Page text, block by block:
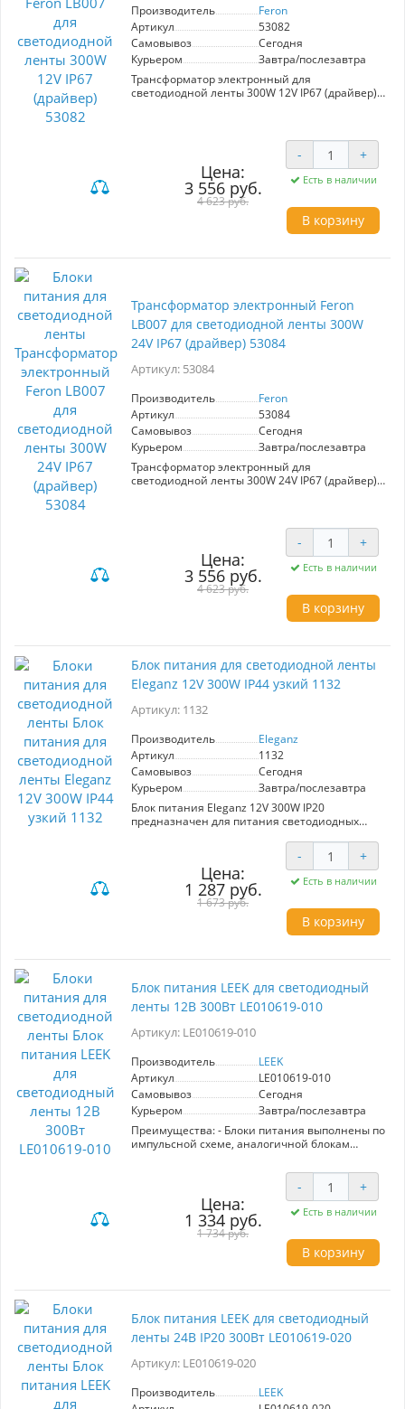
Производитель
Feron
Артикул
53082
Самовывоз
Сегодня
Курьером
Завтра/послезавтра
Трансформатор электронный для
светодиодной ленты 300W 12V IP67 (драйвер),
Цена:
3 556 руб.
4 623 руб.
- +
Есть в наличии
В корзину
Трансформатор электронный Feron
LB007 для светодиодной ленты 300W
24V IP67 (драйвер) 53084
Артикул: 53084
Производитель
Feron
Артикул
53084
Самовывоз
Сегодня
Курьером
Завтра/послезавтра
Трансформатор электронный для
светодиодной ленты 300W 24V IP67 (драйвер),
Цена:
3 556 руб.
4 623 руб.
- +
Есть в наличии
В корзину
Блок питания для светодиодной ленты
Eleganz 12V 300W IP44 узкий 1132
Артикул: 1132
Производитель
Eleganz
Артикул
1132
Самовывоз
Сегодня
Курьером
Завтра/послезавтра
Блок питания Eleganz 12V 300W IP20
предназначен для питания светодиодных
переменный ток в стабильный 12В
постоянный, обеспечивая надежную работу
устройств. Рекомендуется учитывать запас
мощности +20% для повышения
долговечности. Производитель: Eleganz.
Цена:
1 287 руб.
1 673 руб.
- +
Есть в наличии
В корзину
Блок питания LEEK для светодиодный
ленты 12В 300Вт LE010619-010
Артикул: LE010619-010
Производитель
LEEK
Артикул
LE010619-010
Самовывоз
Сегодня
Курьером
Завтра/послезавтра
Преимущества: - Блоки питания выполнены по
импульсной схеме, аналогичной блокам
короткого замыкания и перегрузки по току -
Перфорированный металлический корпус
обеспечивает хорошее теплоотведение, как
следствие длительный срок службы -
компактный размер и малый
вес - встроенная защита от
скачков напряжения - легкое
подключение благодаря клеммам с
обеспечивает стабильную работу и отсутствие
Область применения: используется для
питания любых устройств с напряжением 12В,
в том числе для светодиодной ленты
Конструкция: Блок питания для устройств с
напряжением 12В. Корпус - перфарированный
металлический каркас. Импульсный драйвер.
Вариант монтажа- накладной
Цена:
1 334 руб.
1 734 руб.
- +
Есть в наличии
В корзину
Блок питания LEEK для светодиодный
ленты 24В IP20 300Вт LE010619-020
Артикул: LE010619-020
Производитель
LEEK